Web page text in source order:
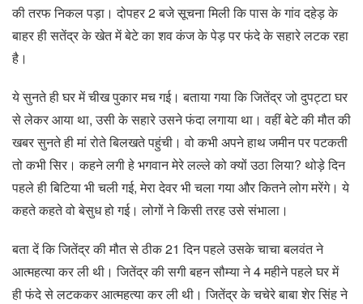
की तरफ निकल पड़ा। दोपहर 2 बजे सूचना मिली कि पास के गांव दहेड़ के
बाहर ही सतेंद्र के खेत में बेटे का शव कंज के पेड़ पर फंदे के सहारे लटक रहा
है।
ये सुनते ही घर में चीख पुकार मच गई। बताया गया कि जितेंद्र जो दुपट्टा घर
से लेकर आया था, उसी के सहारे उसने फंदा लगाया था। वहीं बेटे की मौत की
खबर सुनते ही मां रोते बिलखते पहुंची। वो कभी अपने हाथ जमीन पर पटकती
तो कभी सिर। कहने लगी हे भगवान मेरे लल्ले को क्यों उठा लिया? थोड़े दिन
पहले ही बिटिया भी चली गई, मेरा देवर भी चला गया और कितने लोग मरेंगे। ये
कहते कहते वो बेसुध हो गई। लोगों ने किसी तरह उसे संभाला।
बता दें कि जितेंद्र की मौत से ठीक 21 दिन पहले उसके चाचा बलवंत ने
आत्महत्या कर ली थी। जितेंद्र की सगी बहन सौम्या ने 4 महीने पहले घर में
ही फंदे से लटककर आत्महत्या कर ली थी। जितेंद्र के चचेरे बाबा शेर सिंह ने